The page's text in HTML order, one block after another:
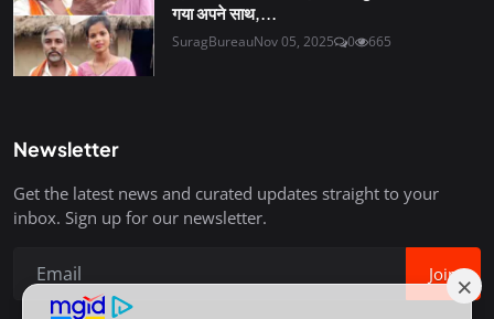
गया अपने साथ,...
SuragBureauNov 05, 2025 0 665
Newsletter
Get the latest news and curated updates straight to your
inbox. Sign up for our newsletter.
Join